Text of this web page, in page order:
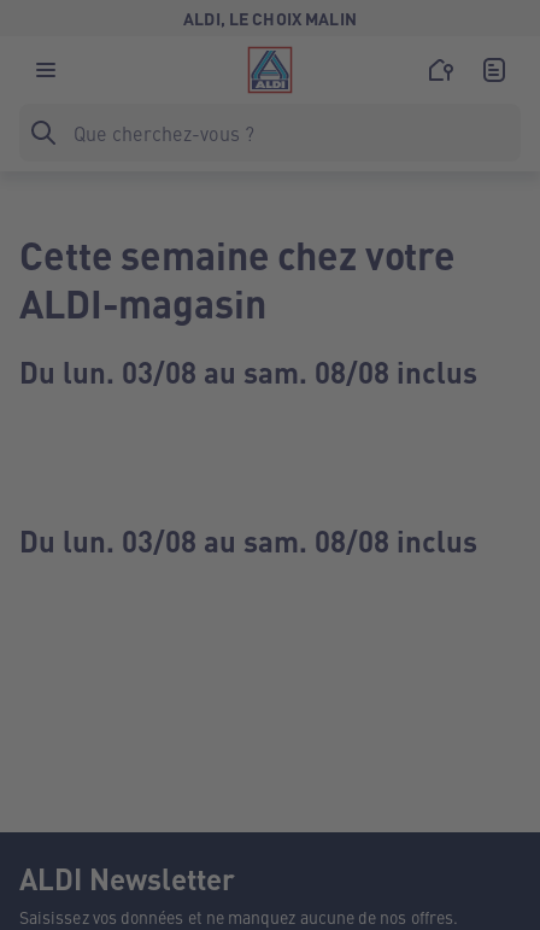
ALDI, LE CHOIX MALIN
Cette semaine chez votre
ALDI-magasin
Du lun. 03/08 au sam. 08/08 inclus
Du lun. 03/08 au sam. 08/08 inclus
ALDI Newsletter
Saisissez vos données et ne manquez aucune de nos offres.